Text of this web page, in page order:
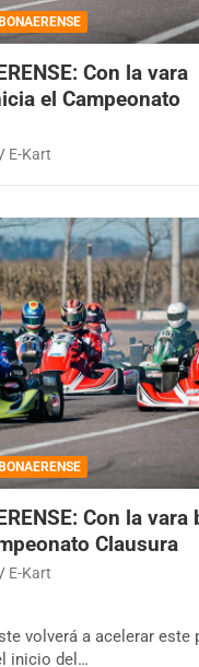
Con la vara
el Campeonato
E-Kart
Con la vara
Clausura
E-Kart
volverá a acelerar este
inicio del…